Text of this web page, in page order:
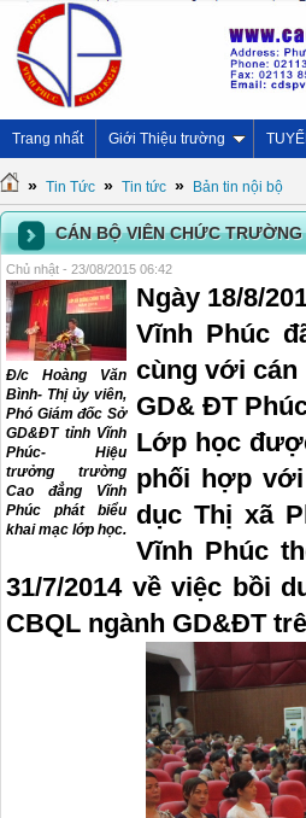
Trang nhất Giới Thiệu trường
» Tin Tức » Tin tức » Bản tin nội bộ
CÁN BỘ VIÊN CHỨC
Chủ nhật - 23/08/2015 06:42
Đ/c Hoàng Văn
Bình- Thị ủy viên,
Phó Giám đốc Sở
GD&ĐT tỉnh Vĩnh
Phúc- Hiệu
trưởng trường
Cao đẳng Vĩnh
Phúc phát biểu
khai mạc lớp học.
Ngày 18/8/
Vĩnh Phúc
cùng với
GD& ĐT
Lớp học
phối hợp
dục Thị xã
Vĩnh Phúc
31/7/2014 về việc bồi
CBQL ngành GD&ĐT